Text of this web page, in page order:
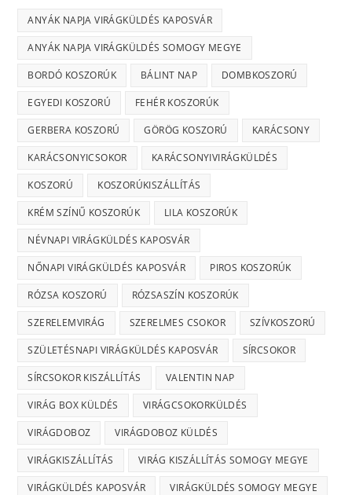
ANYÁK NAPJA VIRÁGKÜLDÉS KAPOSVÁR
ANYÁK NAPJA VIRÁGKÜLDÉS SOMOGY MEGYE
BORDÓ KOSZORÚK BÁLINT NAP DOMBKOSZORÚ
EGYEDI KOSZORÚ FEHÉR KOSZORÚK
GERBERA KOSZORÚ GÖRÖG KOSZORÚ KARÁCSONY
KARÁCSONYICSOKOR KARÁCSONYIVIRÁGKÜLDÉS
KOSZORÚ KOSZORÚKISZÁLLÍTÁS
KRÉM SZÍNŰ KOSZORÚK LILA KOSZORÚK
NÉVNAPI VIRÁGKÜLDÉS KAPOSVÁR
NŐNAPI VIRÁGKÜLDÉS KAPOSVÁR PIROS KOSZORÚK
RÓZSA KOSZORÚ RÓZSASZÍN KOSZORÚK
SZERELEMVIRÁG SZERELMES CSOKOR SZÍVKOSZORÚ
SZÜLETÉSNAPI VIRÁGKÜLDÉS KAPOSVÁR SÍRCSOKOR
SÍRCSOKOR KISZÁLLÍTÁS VALENTIN NAP
VIRÁG BOX KÜLDÉS VIRÁGCSOKORKÜLDÉS
VIRÁGDOBOZ VIRÁGDOBOZ KÜLDÉS
VIRÁGKISZÁLLÍTÁS VIRÁG KISZÁLLÍTÁS SOMOGY MEGYE
VIRÁGKÜLDÉS KAPOSVÁR VIRÁGKÜLDÉS SOMOGY MEGYE